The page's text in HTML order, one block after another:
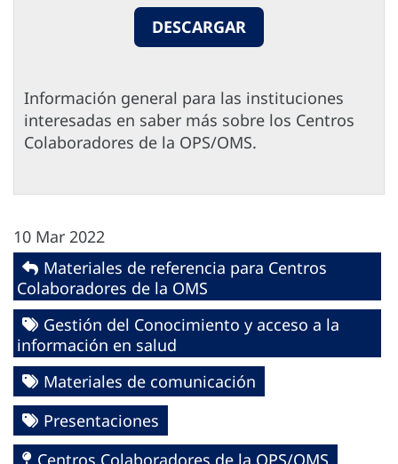
DESCARGAR
Información general para las instituciones
interesadas en saber más sobre los Centros
Colaboradores de la OPS/OMS.
10 Mar 2022
Materiales de referencia para Centros
Colaboradores de la OMS
Gestión del Conocimiento y acceso a la
información en salud
Materiales de comunicación
Presentaciones